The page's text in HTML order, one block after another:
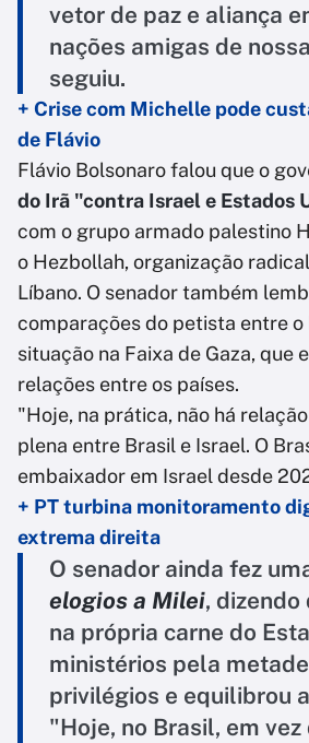
vetor de paz e aliança
nações amigas de
seguiu.
+ Crise com Michelle pode
de Flávio
Flávio Bolsonaro falou que o
do Irã "contra Israel e Estados
com o grupo armado palestino
o Hezbollah, organização
Líbano. O senador também
comparações do petista entre o
situação na Faixa de Gaza, que
relações entre os países.
"Hoje, na prática, não há
plena entre Brasil e Israel. O
embaixador em Israel desde
+ PT turbina monitoramento
extrema direita
O senador ainda fez
elogios a Milei,
na própria carne do
ministérios pela
privilégios e equilibrou
"Hoje, no Brasil, em